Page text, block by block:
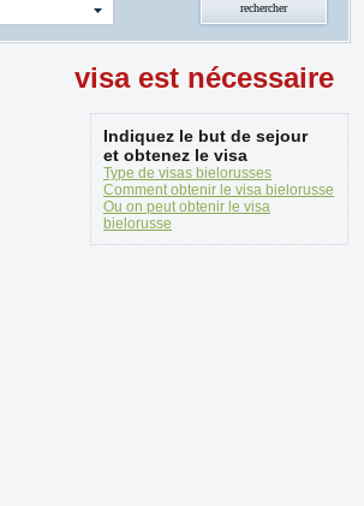
visa est nécessaire
Indiquez le but de sejour
et obtenez le visa
Type de visas bielorusses
Comment obtenir le visa bielorusse
Ou on peut obtenir le visa
bielorusse